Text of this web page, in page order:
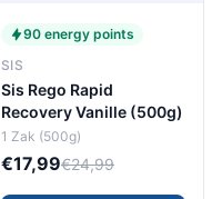
90 energy points
SIS
Sis Rego Rapid
Recovery Vanille (500g)
1 Zak (500g)
€17,99€24,99